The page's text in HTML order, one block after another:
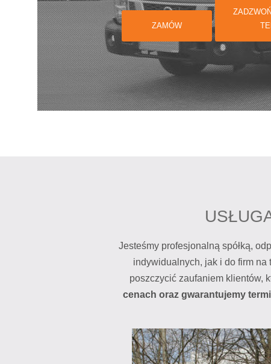
Jesteśmy profesjonalną spółką,
indywidualnych, jak i do firm na
poszczycić zaufaniem klientów,
cenach oraz gwarantujemy